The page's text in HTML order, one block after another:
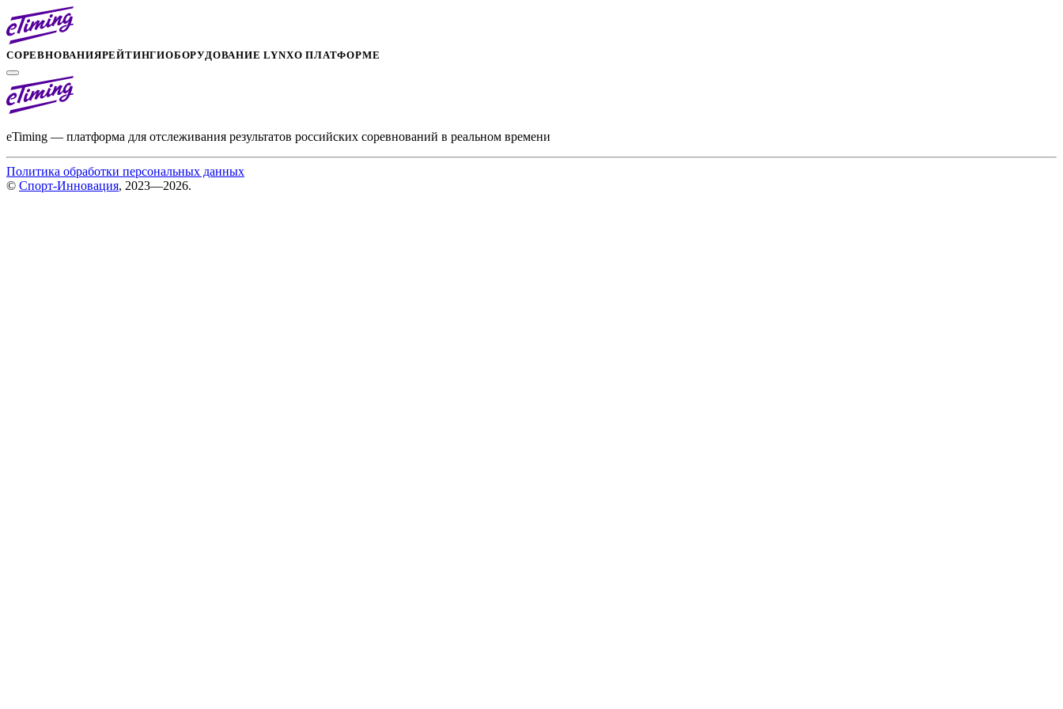
СОРЕВНОВАНИЯРЕЙТИНГИОБОРУДОВАНИЕ LYNXО ПЛАТФОРМЕ
eTiming — платформа для отслеживания результатов российских соревнований в реальном времени
Политика обработки персональных данных
© Спорт-Инновация, 2023—2026.